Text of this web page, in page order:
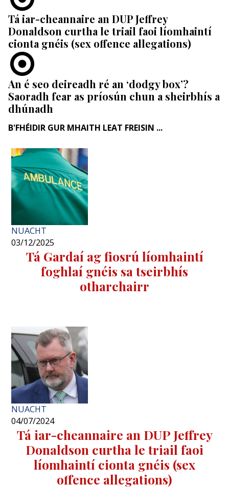
Tá iar-cheannaire an DUP Jeffrey
Donaldson curtha le triail faoi líomhaintí
cionta gnéis (sex offence allegations)
An é seo deireadh ré an ‘dodgy box’?
Saoradh fear as príosún chun a sheirbhís a
dhúnadh
B'FHÉIDIR GUR MHAITH LEAT FREISIN ...
NUACHT
03/12/2025
Tá Gardaí ag fiosrú líomhaintí
foghlaí gnéis sa tseirbhís
otharchairr
NUACHT
04/07/2024
Tá iar-cheannaire an DUP Jeffrey
Donaldson curtha le triail faoi
líomhaintí cionta gnéis (sex
offence allegations)